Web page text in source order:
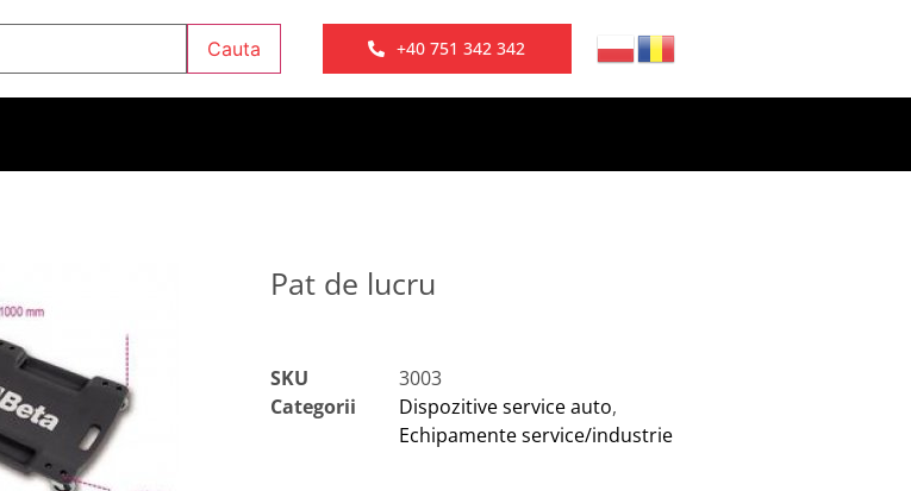
Cauta +40 751 342 342
Pat de lucru
SKU
3003
Categorii
Dispozitive service auto,
Echipamente service/industrie